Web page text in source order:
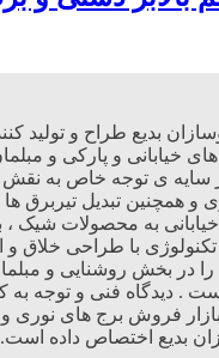
بدیع طراح و تولید
خیابانی و پارکی و
سایه ی توجه خاص به
همچنین تبدیل تیربرق
به محصولات شیک ،
با طراحی خلاق و
را در بخش روشنایی و
. دیدگاه فنی و توجه به
فروش برج های نوری و
بدیع اختصاص داده است.